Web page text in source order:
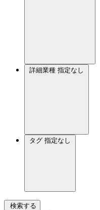
詳細業種 指定なし
タグ 指定なし
検索する